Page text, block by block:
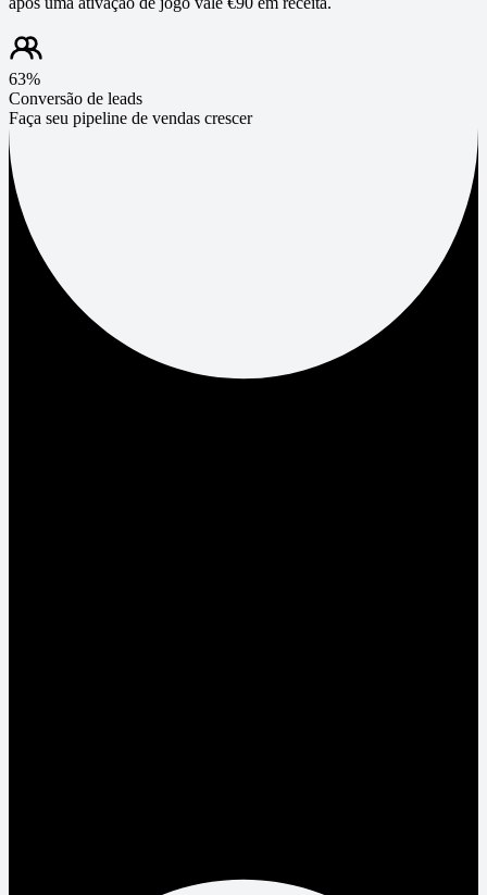
63%
Conversão de leads
Faça seu pipeline de vendas crescer